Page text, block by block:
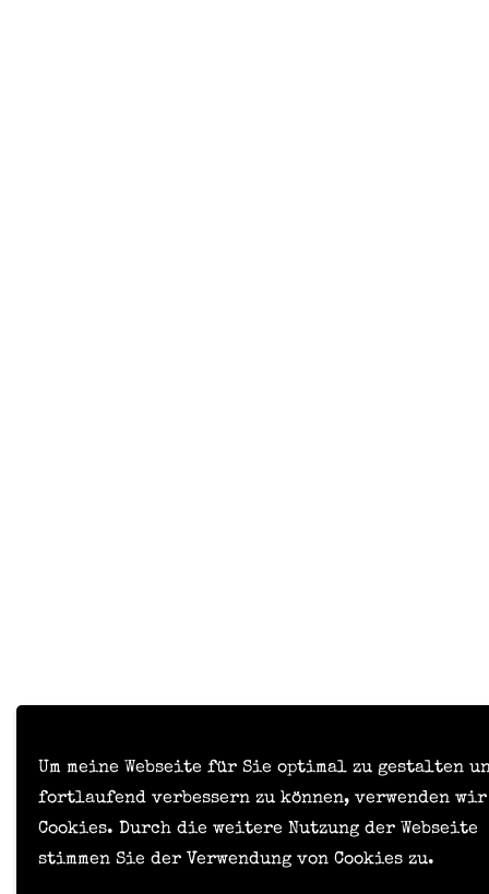
Um meine Webseite für Sie optimal zu gestalten
fortlaufend verbessern zu können, verwenden wir
Cookies. Durch die weitere Nutzung der Webseite
stimmen Sie der Verwendung von Cookies zu.